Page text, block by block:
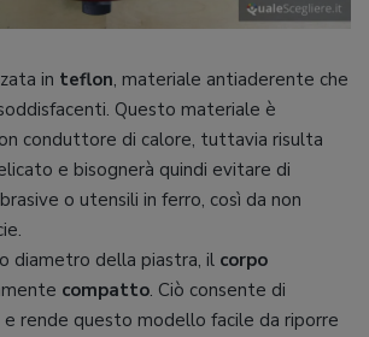
in teflon, materiale antiaderente che
Questo materiale è
conduttore di calore, tuttavia risulta
e bisognerà quindi evitare di
o utensili in ferro, così da non
diametro della piastra, il corpo
compatto. Ciò consente di
e rende questo modello facile da riporre